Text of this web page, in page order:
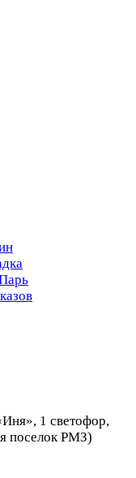
1 светофор,
поселок РМЗ)